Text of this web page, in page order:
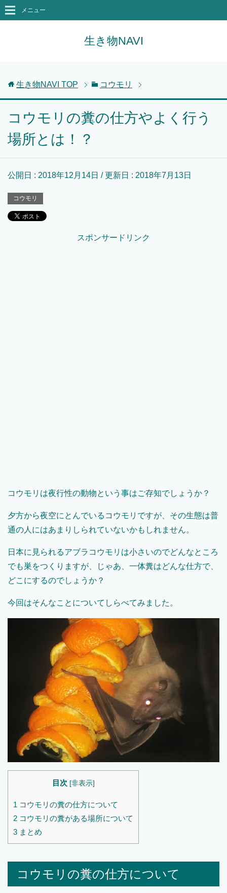
生き物NAVI
メニュー
生き物NAVI TOP コウモリ
コウモリの糞の仕方やよく行う
場所とは！？
公開日 : 2018年12月14日 / 更新日 : 2018年7月13日
コウモリ
スポンサードリンク
コウモリは夜行性の動物という事はご存知でしょうか？
夕方から夜空にとんでいるコウモリですが、その生態は普
通の人にはあまりしられていないかもしれません。
日本に見られるアブラコウモリは小さいのでどんなところ
でも巣をつくりますが、じゃあ、一体糞はどんな仕方で、
どこにするのでしょうか？
今回はそんなことについてしらべてみました。
目次 [非表示]
1 コウモリの糞の仕方について
2 コウモリの糞がある場所について
3 まとめ
コウモリの糞の仕方について